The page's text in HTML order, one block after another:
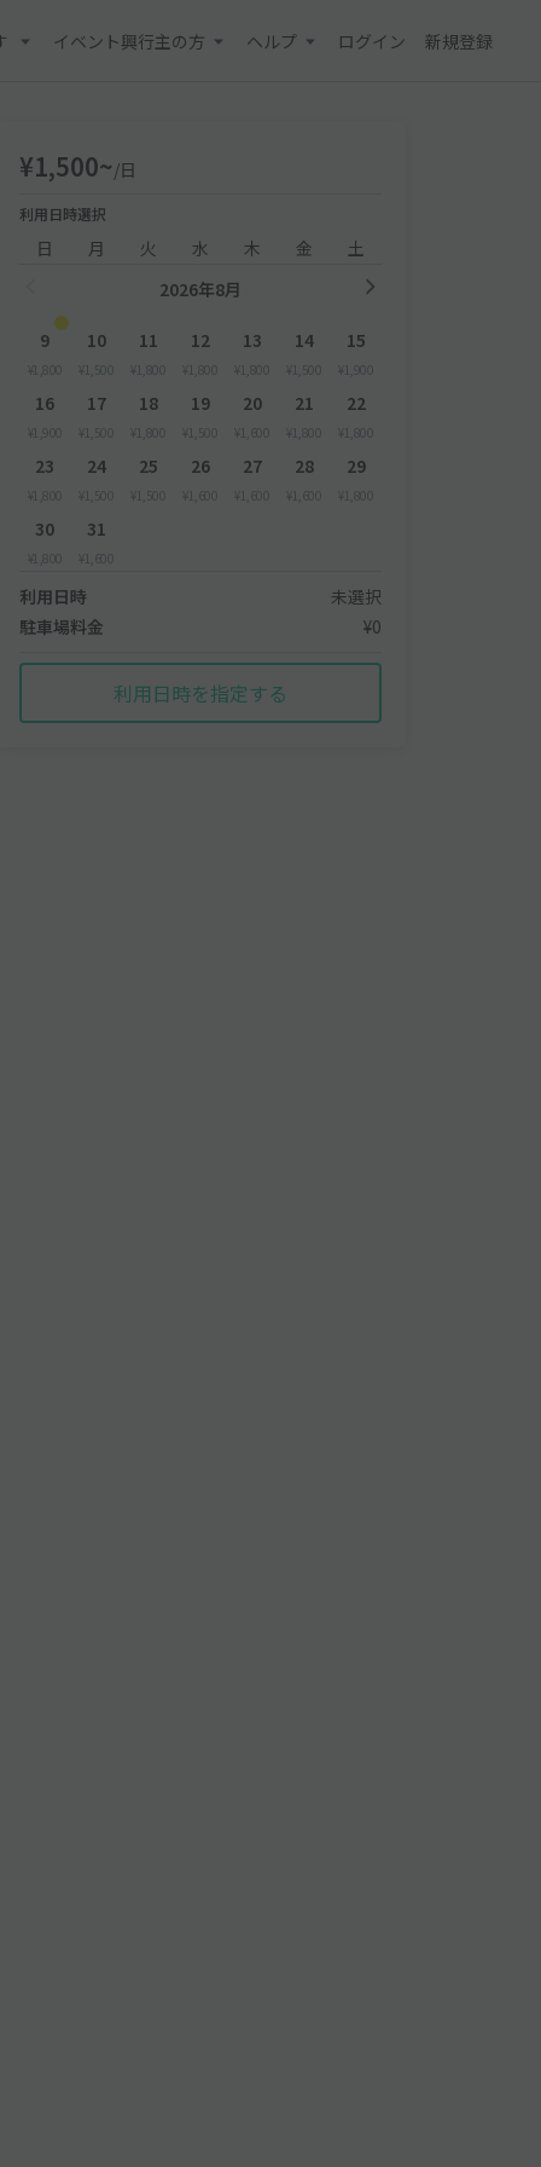
イベント興行主の方 ヘルプ ログイン 新規登録
¥1,500~/日
利用日時選択
日 月 火 水 木 金
土
2026年8月
9
¥1,800
10
¥1,500
11
¥1,800
12
¥1,800
13
¥1,800
14
¥1,500
15
¥1,900
16
¥1,900
17
¥1,500
18
¥1,800
19
¥1,500
20
¥1,600
21
¥1,800
22
¥1,800
23
¥1,800
24
¥1,500
25
¥1,500
26
¥1,600
27
¥1,600
28
¥1,600
29
¥1,800
30
¥1,800
31
¥1,600
利用日時
未選択
駐車場料金
¥0
利用日時を指定する